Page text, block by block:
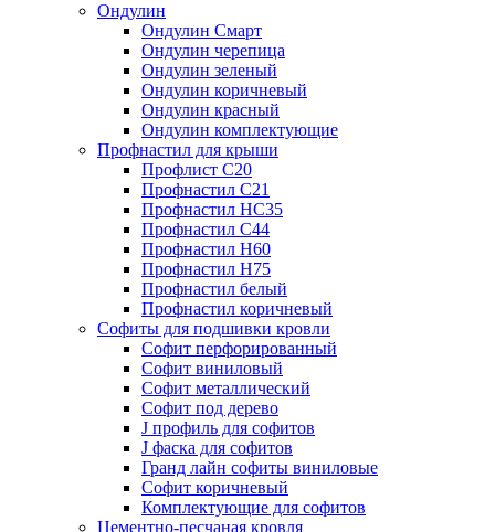
Ондулин
Ондулин Смарт
Ондулин черепица
Ондулин зеленый
Ондулин коричневый
Ондулин красный
Ондулин комплектующие
Профнастил для крыши
Профлист С20
Профнастил С21
Профнастил НС35
Профнастил С44
Профнастил Н60
Профнастил Н75
Профнастил белый
Профнастил коричневый
Софиты для подшивки кровли
Cофит перфорированный
Софит виниловый
Софит металлический
Софит под дерево
J профиль для софитов
J фаска для софитов
Гранд лайн софиты виниловые
Софит коричневый
Комплектующие для софитов
Цементно-песчаная кровля